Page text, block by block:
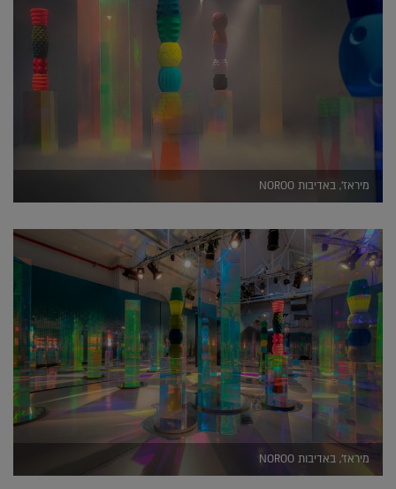
מיראז', באדיבות NOROO
מיראז', באדיבות NOROO